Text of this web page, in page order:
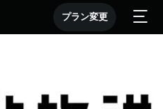
プラン変更